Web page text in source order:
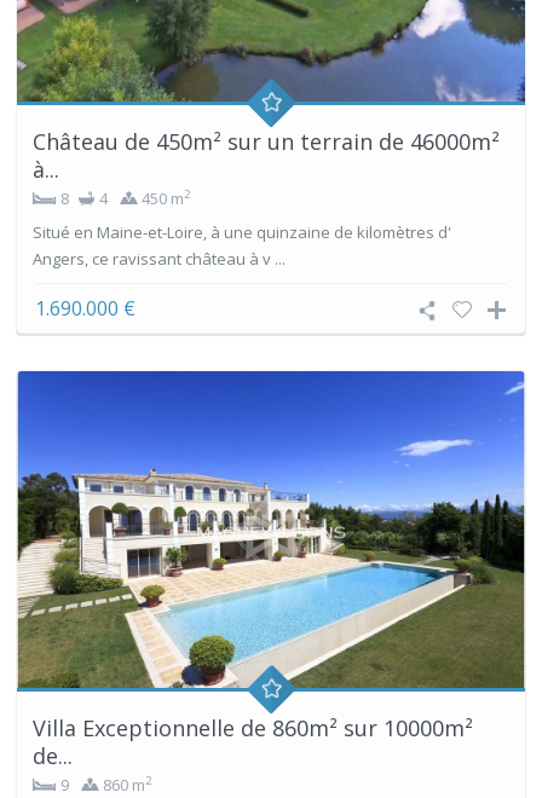
Château de 450m² sur un terrain de 46000m²
à...
8 4 450 m2
Situé en Maine-et-Loire, à une quinzaine de kilomètres d'
Angers, ce ravissant château à v ...
1.690.000 €
Villa Exceptionnelle de 860m² sur 10000m²
de...
9 860 m2